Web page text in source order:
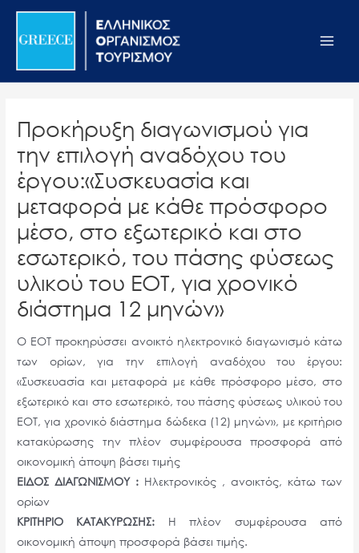
Σημείωση:
ιστότοπος
σύστημα
προσβασιμότητας.
Μετάβαση
περιεχόμενο
Προκήρυξη διαγωνισμού για
την επιλογή αναδόχου του
έργου:«Συσκευασία και
μεταφορά με κάθε πρόσφορο
μέσο, στο εξωτερικό και στο
εσωτερικό, του πάσης φύσεως
υλικού του ΕΟΤ, για χρονικό
διάστημα 12 μηνών»
Ο ΕΟΤ προκηρύσσει ανοικτό ηλεκτρονικό διαγωνισμό κάτω
των ορίων, για την επιλογή αναδόχου του έργου:
«Συσκευασία και μεταφορά με κάθε πρόσφορο μέσο, στο
εξωτερικό και στο εσωτερικό, του πάσης φύσεως υλικού του
ΕΟΤ, για χρονικό διάστημα δώδεκα (12) μηνών», με κριτήριο
κατακύρωσης την πλέον συμφέρουσα προσφορά από
οικονομική άποψη βάσει τιμής
ΕΙΔΟΣ ΔΙΑΓΩΝΙΣΜΟΥ : Ηλεκτρονικός , ανοικτός, κάτω των
ορίων
ΚΡΙΤΗΡΙΟ ΚΑΤΑΚΥΡΩΣΗΣ: Η πλέον συμφέρουσα από
οικονομική άποψη προσφορά βάσει τιμής.